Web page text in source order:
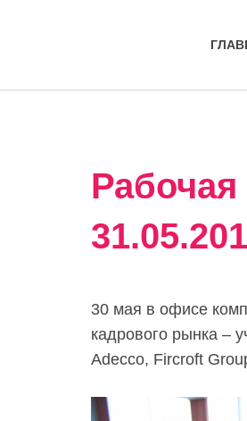
30 мая в офисе
кадрового рынка –
Adecco, Fircroft